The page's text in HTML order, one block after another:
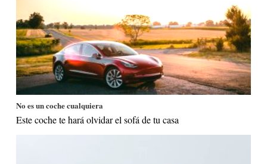
No es un coche cualquiera
Este coche te hará olvidar el sofá de tu casa